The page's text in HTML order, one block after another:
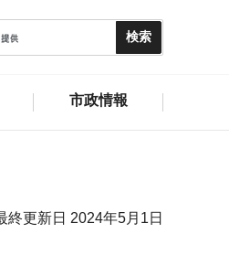
市政情報
終更新日 2024年5月1日